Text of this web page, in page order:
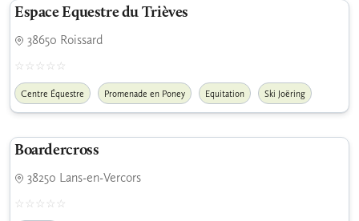
Espace Equestre du Trièves
38650 Roissard
Centre Équestre Promenade en Poney Equitation Ski Joëring
Boardercross
38250 Lans-en-Vercors